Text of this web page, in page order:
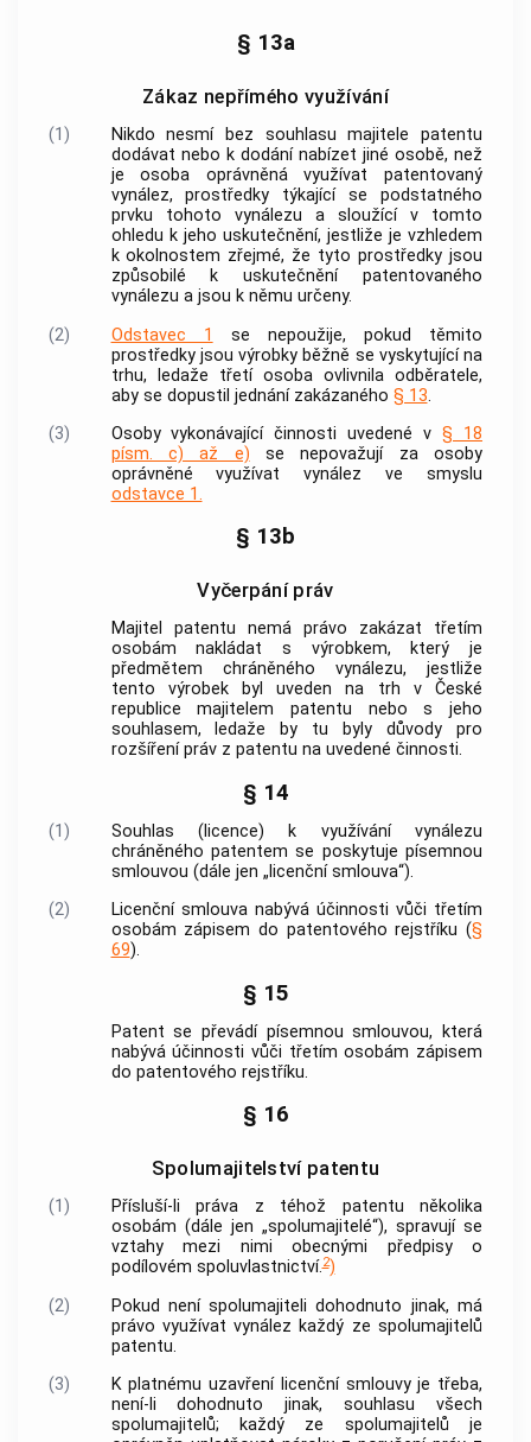
§ 13a
Zákaz nepřímého využívání
(1)
Nikdo nesmí bez souhlasu majitele patentu
dodávat nebo k dodání nabízet jiné osobě, než
je osoba oprávněná využívat patentovaný
vynález, prostředky týkající se podstatného
prvku tohoto vynálezu a sloužící v tomto
ohledu k jeho uskutečnění, jestliže je vzhledem
k okolnostem zřejmé, že tyto prostředky jsou
způsobilé k uskutečnění patentovaného
vynálezu a jsou k němu určeny.
(2)
Odstavec 1
se nepoužije, pokud těmito
prostředky jsou výrobky běžně se vyskytující na
trhu, ledaže třetí osoba ovlivnila odběratele,
aby se dopustil jednání zakázaného § 13.
(3)
Osoby vykonávající činnosti uvedené v§ 18
písm. c) až e) se nepovažují za osoby
oprávněné využívat vynález ve smyslu
odstavce 1.
§ 13b
Vyčerpání práv
Majitel patentu nemá právo zakázat třetím
osobám nakládat s výrobkem, který je
předmětem chráněného vynálezu, jestliže
tento výrobek byl uveden na trh v České
republice majitelem patentu nebo s jeho
souhlasem, ledaže by tu byly důvody pro
rozšíření práv z patentu na uvedené činnosti.
§ 14
(1)
Souhlas (licence) k využívání vynálezu
chráněného patentem se poskytuje písemnou
smlouvou (dále jen „licenční smlouva“).
(2)
Licenční smlouva nabývá účinnosti vůči třetím
osobám zápisem do patentového rejstříku (§
69).
§ 15
Patent se převádí písemnou smlouvou, která
nabývá účinnosti vůči třetím osobám zápisem
do patentového rejstříku.
§ 16
Spolumajitelství patentu
(1)
Přísluší-li práva z téhož patentu několika
osobám (dále jen „spolumajitelé“), spravují se
vztahy mezi nimi obecnými předpisy o
podílovém spoluvlastnictví.2)
(2)
Pokud není spolumajiteli dohodnuto jinak, má
právo využívat vynález každý ze spolumajitelů
patentu.
(3)
K platnému uzavření licenční smlouvy je třeba,
není-li dohodnuto jinak, souhlasu všech
spolumajitelů; každý ze spolumajitelů je